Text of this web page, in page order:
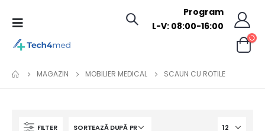
Program
L-V: 08:00-16:00
MAGAZIN MOBILIER MEDICAL SCAUN CU ROTILE
FILTER